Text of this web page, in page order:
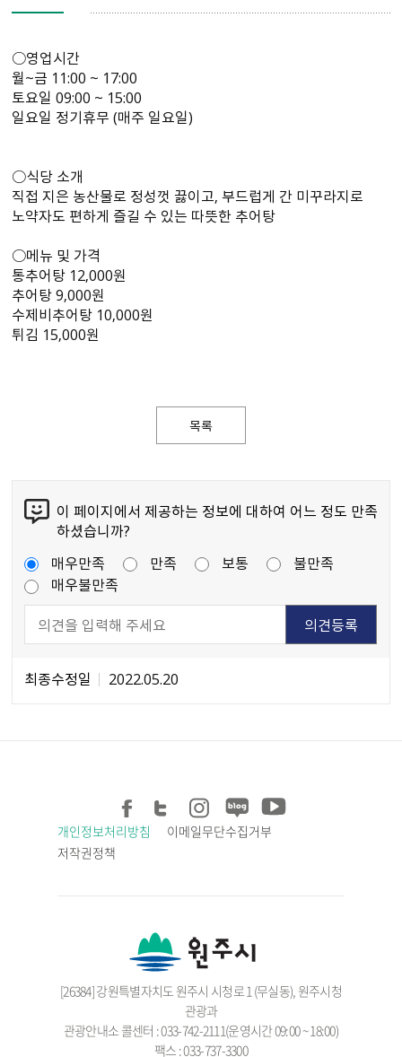
○영업시간
월~금 11:00 ~ 17:00
토요일 09:00 ~ 15:00
일요일 정기휴무 (매주 일요일)
○식당 소개
직접 지은 농산물로 정성껏 끓이고, 부드럽게 간 미꾸라지로
노약자도 편하게 즐길 수 있는 따뜻한 추어탕
○메뉴 및 가격
통추어탕 12,000원
추어탕 9,000원
수제비추어탕 10,000원
튀김 15,000원
목록
이 페이지에서 제공하는 정보에 대하여 어느 정도 만족
하셨습니까?
매우만족
만족 보통
불만족
매우불만족
최종수정일 2022.05.20
개인정보처리방침
이메일무단수집거부
저작권정책
[26384] 강원특별자치도 원주시 시청로 1 (무실동), 원주시청
관광과
관광안내소 콜센터 : 033-742-2111(운영시간 09:00 ~ 18:00)
팩스 : 033-737-3300